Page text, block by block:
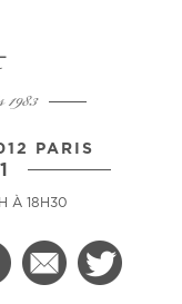
PARIS
À 18H30